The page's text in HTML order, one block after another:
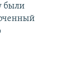
были